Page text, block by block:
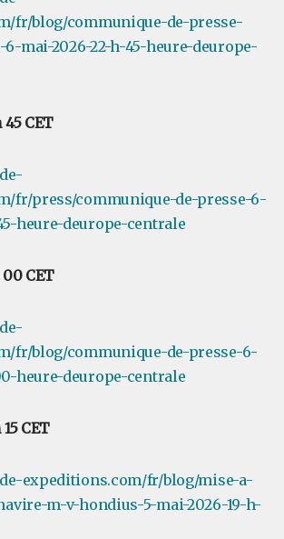
fr/blog/communique-de-presse-
mai-2026-22-h-45-heure-deurope-
45 CET
fr/press/communique-de-presse-6-
heure-deurope-centrale
00 CET
fr/blog/communique-de-presse-6-
heure-deurope-centrale
CET
expeditions.com/fr/blog/mise-a-
m-v-hondius-5-mai-2026-19-h-